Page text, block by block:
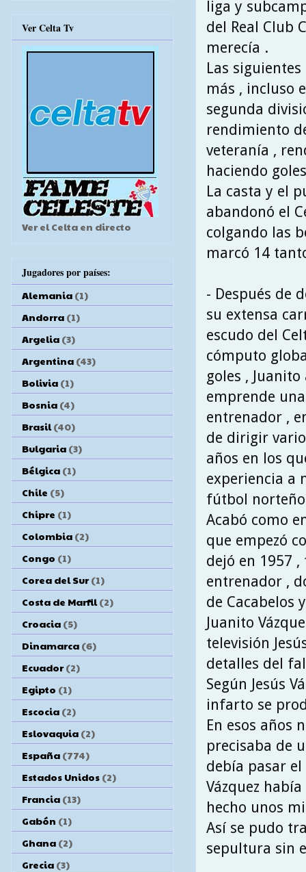
liga y
del Real Club
merecía .
Las
más , incluso
segunda
rendimiento
veteranía ,
haciendo
La casta y el
abandonó el
colgando las
marcó 14
- Después de
su extensa
escudo del
cómputo
goles ,
emprende
entrenador ,
de dirigir
años en los
experiencia a
fútbol
Acabó como
que empezó
dejó en 1957
entrenador ,
de Cacabelos
Juanito
televisión
detalles del
Según Jesús
infarto se
En esos años
precisaba de
debía pasar
Vázquez
hecho unos
Así se pudo
sepultura sin
Ver Celta Tv
Ver el Celta en directo
Jugadores por países:
Alemania (1)
Andorra (1)
Argelia (3)
Argentina (43)
Bolivia (1)
Bosnia (4)
Brasil (40)
Bulgaria (3)
Bélgica (1)
Chile (5)
Chipre (1)
Colombia (2)
Congo (1)
Corea del Sur (1)
Costa de Marfil (2)
Croacia (5)
Dinamarca (6)
Ecuador (2)
Egipto (1)
Escocia (2)
Eslovaquia (2)
España (774)
Estados Unidos (2)
Francia (13)
Gabón (1)
Ghana (2)
Grecia (3)